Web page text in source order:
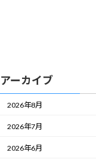
アーカイブ
2026年8月
2026年7月
2026年6月